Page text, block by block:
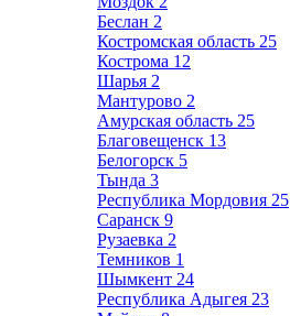
Беслан 2
Костромская область 25
Кострома 12
Шарья 2
Мантурово 2
Амурская область 25
Благовещенск 13
Белогорск 5
Тында 3
Республика Мордовия 25
Саранск 9
Рузаевка 2
Темников 1
Шымкент 24
Республика Адыгея 23